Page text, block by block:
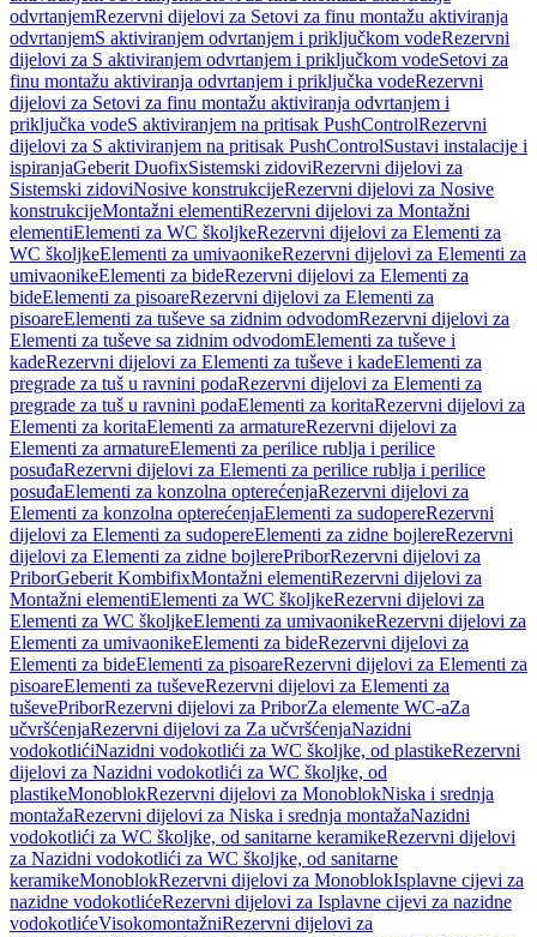
odvrtanjemRezervni dijelovi za Setovi za finu montažu aktiviranja
odvrtanjemS aktiviranjem odvrtanjem i priključkom vodeRezervni
dijelovi za S aktiviranjem odvrtanjem i priključkom vodeSetovi za
finu montažu aktiviranja odvrtanjem i priključka vodeRezervni
dijelovi za Setovi za finu montažu aktiviranja odvrtanjem i
priključka vodeS aktiviranjem na pritisak PushControlRezervni
dijelovi za S aktiviranjem na pritisak PushControlSustavi instalacije i
ispiranjaGeberit DuofixSistemski zidoviRezervni dijelovi za
Sistemski zidoviNosive konstrukcijeRezervni dijelovi za Nosive
konstrukcijeMontažni elementiRezervni dijelovi za Montažni
elementiElementi za WC školjkeRezervni dijelovi za Elementi za
WC školjkeElementi za umivaonikeRezervni dijelovi za Elementi za
umivaonikeElementi za bideRezervni dijelovi za Elementi za
bideElementi za pisoareRezervni dijelovi za Elementi za
pisoareElementi za tuševe sa zidnim odvodomRezervni dijelovi za
Elementi za tuševe sa zidnim odvodomElementi za tuševe i
kadeRezervni dijelovi za Elementi za tuševe i kadeElementi za
pregrade za tuš u ravnini podaRezervni dijelovi za Elementi za
pregrade za tuš u ravnini podaElementi za koritaRezervni dijelovi za
Elementi za koritaElementi za armatureRezervni dijelovi za
Elementi za armatureElementi za perilice rublja i perilice
posuđaRezervni dijelovi za Elementi za perilice rublja i perilice
posuđaElementi za konzolna opterećenjaRezervni dijelovi za
Elementi za konzolna opterećenjaElementi za sudopereRezervni
dijelovi za Elementi za sudopereElementi za zidne bojlereRezervni
dijelovi za Elementi za zidne bojlerePriborRezervni dijelovi za
PriborGeberit KombifixMontažni elementiRezervni dijelovi za
Montažni elementiElementi za WC školjkeRezervni dijelovi za
Elementi za WC školjkeElementi za umivaonikeRezervni dijelovi za
Elementi za umivaonikeElementi za bideRezervni dijelovi za
Elementi za bideElementi za pisoareRezervni dijelovi za Elementi za
pisoareElementi za tuševeRezervni dijelovi za Elementi za
tuševePriborRezervni dijelovi za PriborZa elemente WC-aZa
učvršćenjaRezervni dijelovi za Za učvršćenjaNazidni
vodokotlićiNazidni vodokotlići za WC školjke, od plastikeRezervni
dijelovi za Nazidni vodokotlići za WC školjke, od
plastikeMonoblokRezervni dijelovi za MonoblokNiska i srednja
montažaRezervni dijelovi za Niska i srednja montažaNazidni
vodokotlići za WC školjke, od sanitarne keramikeRezervni dijelovi
za Nazidni vodokotlići za WC školjke, od sanitarne
keramikeMonoblokRezervni dijelovi za MonoblokIsplavne cijevi za
nazidne vodokotlićeRezervni dijelovi za Isplavne cijevi za nazidne
vodokotlićeVisokomontažniRezervni dijelovi za